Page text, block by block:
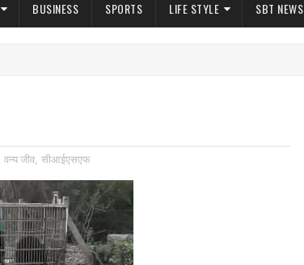
BUSINESS SPORTS LIFE STYLE SBT NEWS
वन्य जीव, सीआईएसएफ